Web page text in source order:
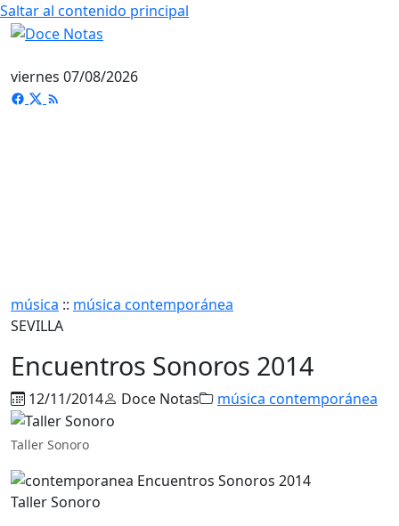
Saltar al contenido principal
viernes 07/08/2026
música :: música contemporánea
SEVILLA
Encuentros Sonoros 2014
12/11/2014 Doce Notas música contemporánea
Taller Sonoro
Taller Sonoro